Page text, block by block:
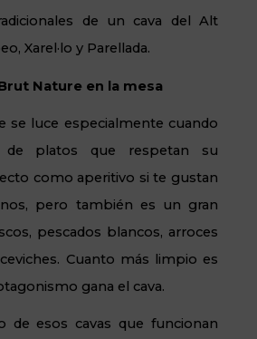
de un cava del Alt
Xarel·lo y Parellada.
Nature en la mesa
se luce especialmente cuando
de platos que respetan su
como aperitivo si te gustan
pero también es un gran
pescados blancos, arroces
Cuanto más limpio es
gana el cava.
de esos cavas que funcionan